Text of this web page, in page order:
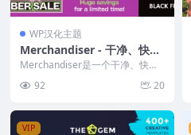
WP汉化主题
Merchandiser - 干净、快
速、轻量级的WooCommer
ce主题
Merchandiser是一个干净、快速
学者...
92 20
VIP